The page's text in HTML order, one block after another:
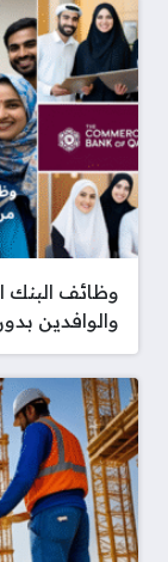
وظائف البنك
والوافدين